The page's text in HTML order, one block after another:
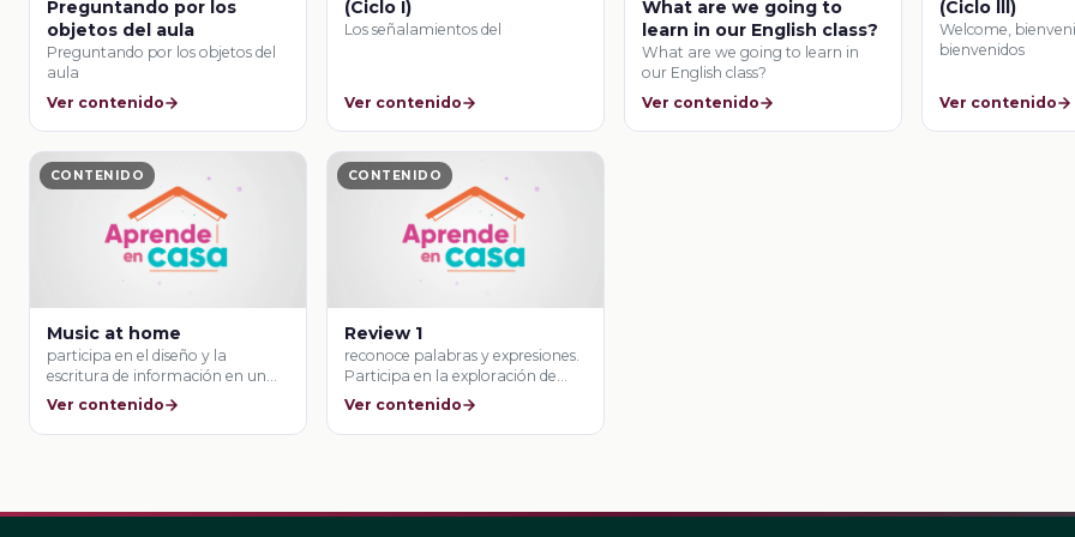
Preguntando por los
objetos del aula
Preguntando por los objetos del
aula
Ver contenido
(Ciclo I)
Los señalamientos del
Ver contenido
What are we going to
learn in our English class?
What are we going to learn in
our English class?
Ver contenido
(Ciclo lll)
Welcome,
bienvenidos
Ver contenido
CONTENIDO
Music at home
participa en el diseño y la
escritura de información en un
gráfico …
Ver contenido
CONTENIDO
Review 1
reconoce palabras y expresiones.
Participa en la exploración de
señalizaciones. Reconoce partes
Ver contenido